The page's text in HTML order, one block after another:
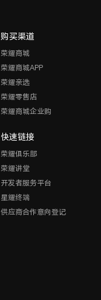
购买渠道
荣耀商城
荣耀商城APP
荣耀亲选
荣耀零售店
荣耀商城企业购
快速链接
荣耀俱乐部
荣耀讲堂
开发者服务平台
星耀终端
供应商合作意向登记